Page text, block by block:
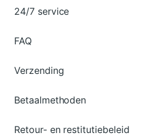
24/7 service
FAQ
Verzending
Betaalmethoden
Retour- en restitutiebeleid